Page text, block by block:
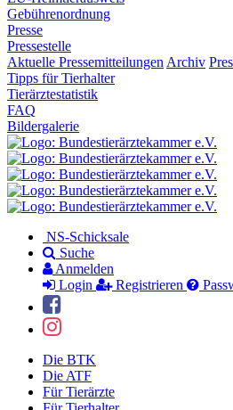
Gebührenordnung
Presse
Pressestelle
Aktuelle Pressemitteilungen Archiv
Tipps für Tierhalter
Tierärztestatistik
FAQ
Bildergalerie
NS-Schicksale
Suche
Anmelden
Login
Registrieren
Die BTK
Die ATF
Für Tierärzte